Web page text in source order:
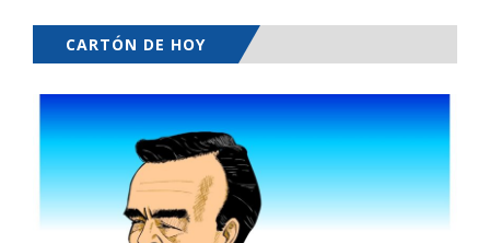
CARTÓN DE HOY